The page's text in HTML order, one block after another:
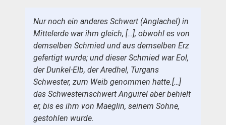
Nur noch ein anderes Schwert (Anglachel) in
Mittelerde war ihm gleich, […], obwohl es von
demselben Schmied und aus demselben Erz
gefertigt wurde; und dieser Schmied war Eol,
der Dunkel-Elb, der Aredhel, Turgans
Schwester, zum Weib genommen hatte.[…]
das Schwesternschwert Anguirel aber behielt
er, bis es ihm von Maeglin, seinem Sohne,
gestohlen wurde.